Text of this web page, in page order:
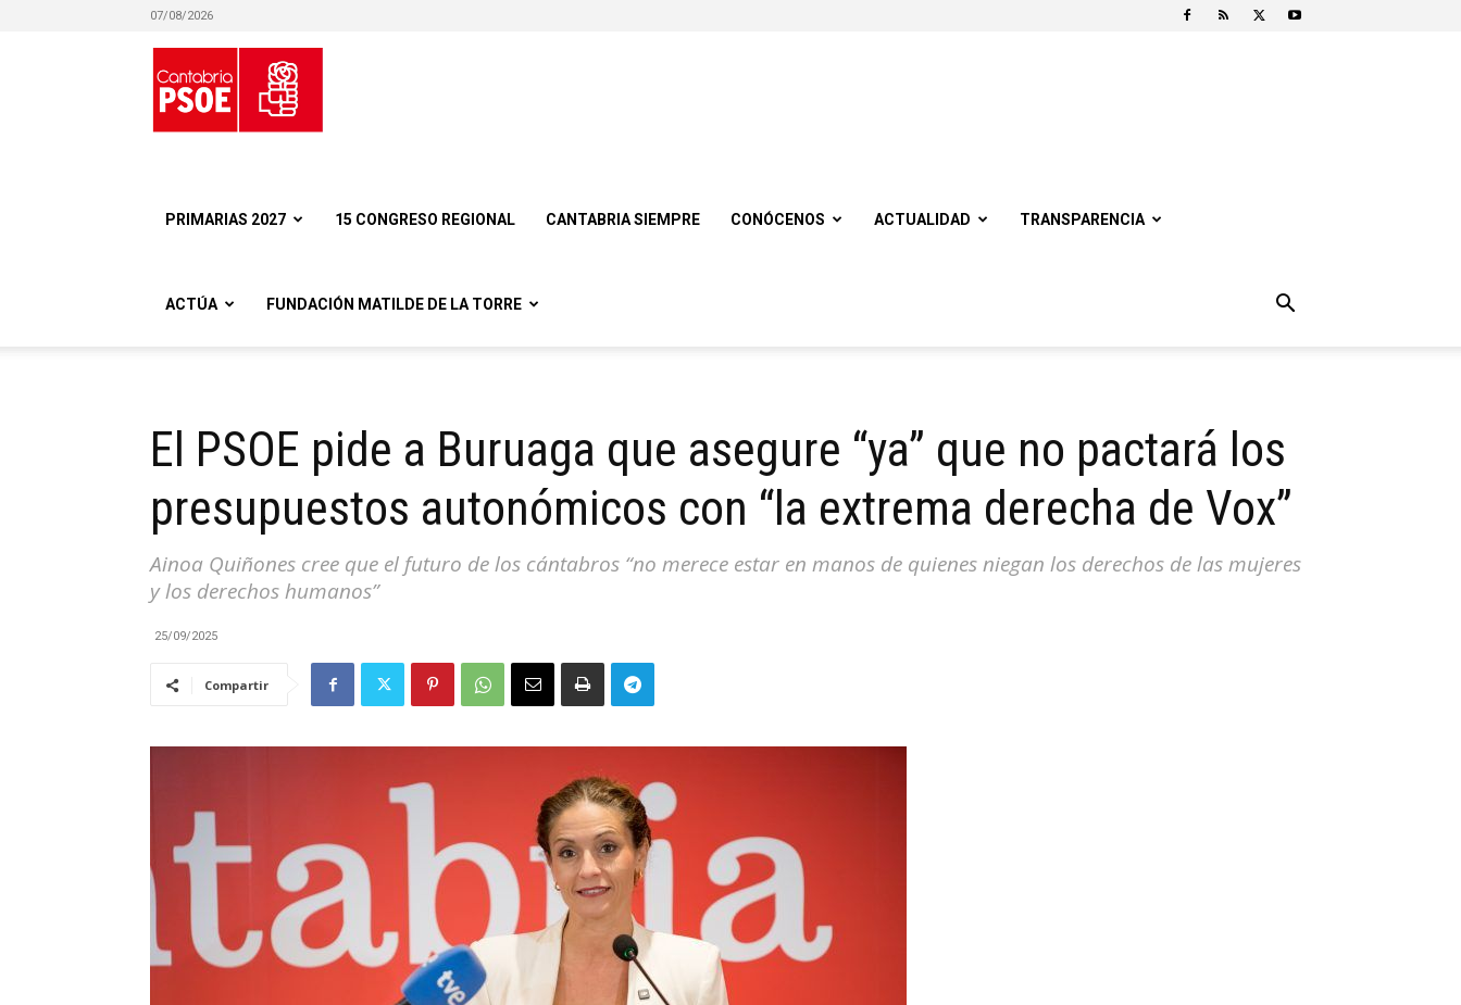
07/08/2026
Español
Cantabria
PRIMARIAS 2027 15 CONGRESO REGIONAL CANTABRIA SIEMPRE CONÓCENOS ACTUALIDAD TRANSPARENCIA
ACTÚA FUNDACIÓN MATILDE DE LA TORRE
El PSOE pide a Buruaga que asegure “ya” que no pactará los
presupuestos autonómicos con “la extrema derecha de Vox”
Ainoa Quiñones cree que el futuro de los cántabros “no merece estar en manos de quienes niegan los derechos de las mujeres
y los derechos humanos”
25/09/2025
Compartir